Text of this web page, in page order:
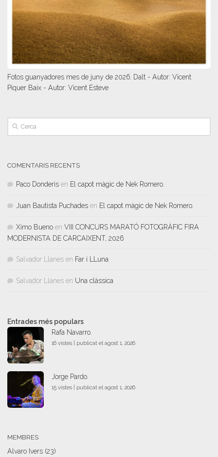
Fotos guanyadores mes de juny de 2026. Dalt - Autor: Vicent
Piquer Baix - Autor: Vicent Esteve
COMENTARIS RECENTS
Paco Donderis en El capot màgic de Nek Romero.
Juan Bautista Puchades en El capot màgic de Nek Romero.
Ximo Bueno en VIII CONCURS MARATÓ FOTOGRÀFIC FIRA
MODERNISTA DE CARCAIXENT, 2026
Salvador Llanes en Far i LLuna
Salvador Llanes en Una clàssica
Entrades més populars
Rafa Navarro.
16 vistes publicat el agost 1, 2026
Jorge Pardo.
15 vistes publicat el agost 1, 2026
MEMBRES
Alvaro Ivers (23)